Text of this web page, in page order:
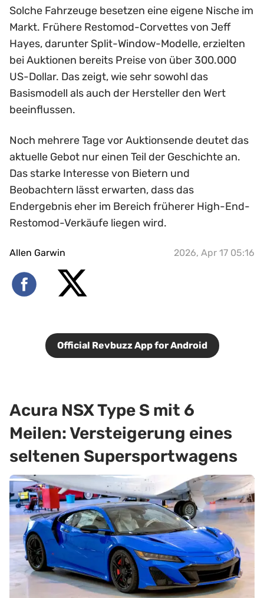
Solche Fahrzeuge besetzen eine eigene Nische im
Markt. Frühere Restomod-Corvettes von Jeff
Hayes, darunter Split-Window-Modelle, erzielten
bei Auktionen bereits Preise von über 300.000
US-Dollar. Das zeigt, wie sehr sowohl das
Basismodell als auch der Hersteller den Wert
beeinflussen.
Noch mehrere Tage vor Auktionsende deutet das
aktuelle Gebot nur einen Teil der Geschichte an.
Das starke Interesse von Bietern und
Beobachtern lässt erwarten, dass das
Endergebnis eher im Bereich früherer High-End-
Restomod-Verkäufe liegen wird.
Allen Garwin 2026, Apr 17 05:16
Official Revbuzz App for Android
Acura NSX Type S mit 6
Meilen: Versteigerung eines
seltenen Supersportwagens